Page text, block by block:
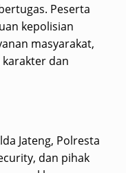
Peserta
kepolisian
masyarakat,
dan
Jateng, Polresta
dan pihak